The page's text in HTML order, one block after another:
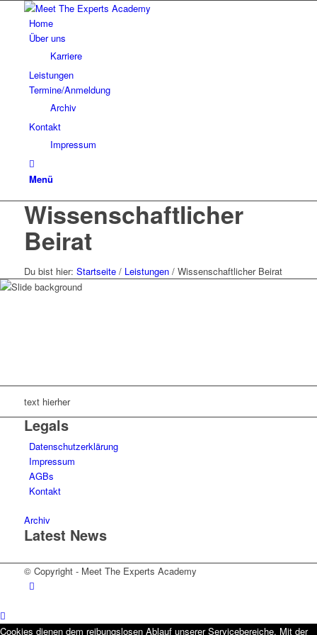
Home
Über uns
Karriere
Leistungen
Termine/Anmeldung
Archiv
Kontakt
Impressum
Menü
Wissenschaftlicher
Beirat
Du bist hier: Startseite / Leistungen / Wissenschaftlicher Beirat
text hierher
Legals
Datenschutzerklärung
Impressum
AGBs
Kontakt
Archiv
Latest News
© Copyright - Meet The Experts Academy
Cookies dienen dem reibungslosen Ablauf unserer Servicebereiche. Mit der